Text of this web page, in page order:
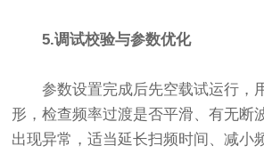
5.调试校验与参数优化
参数设置完成后先空载试运行，
形，检查频率过渡是否平滑、有无断
出现异常，适当延长扫频时间、减小